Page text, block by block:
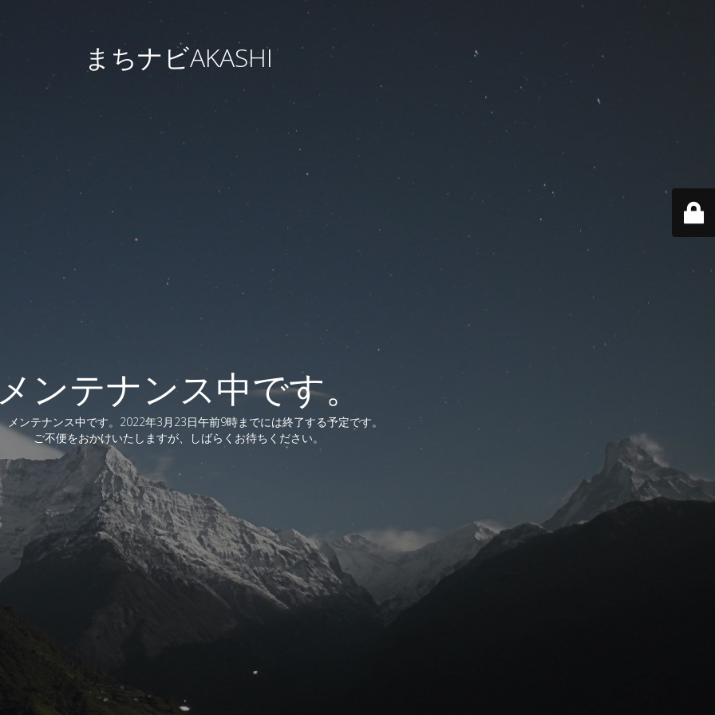
まちナビAKASHI
ンテナンス中です。
メンテナンス中です。2022年3月23日午前9時までには終了する予定です。
ご不便をおかけいたしますが、しばらくお待ちください。